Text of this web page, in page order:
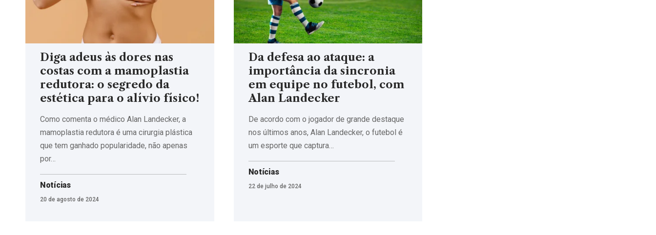
Diga adeus às dores nas
costas com a mamoplastia
redutora: o segredo da
estética para o alívio físico!
Como comenta o médico Alan Landecker, a
mamoplastia redutora é uma cirurgia plástica
que tem ganhado popularidade, não apenas
por…
Notícias
20 de agosto de 2024
Da defesa ao ataque: a
importância da sincronia
em equipe no futebol, com
Alan Landecker
De acordo com o jogador de grande destaque
nos últimos anos, Alan Landecker, o futebol é
um esporte que captura…
Notícias
22 de julho de 2024